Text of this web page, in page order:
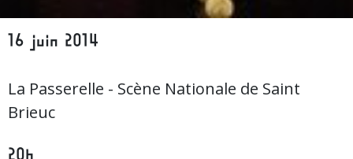
16 juin 2014
La Passerelle - Scène Nationale de Saint
Brieuc